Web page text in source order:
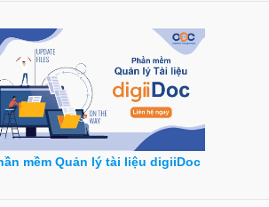
mềm Quản lý tài liệu digiiDoc